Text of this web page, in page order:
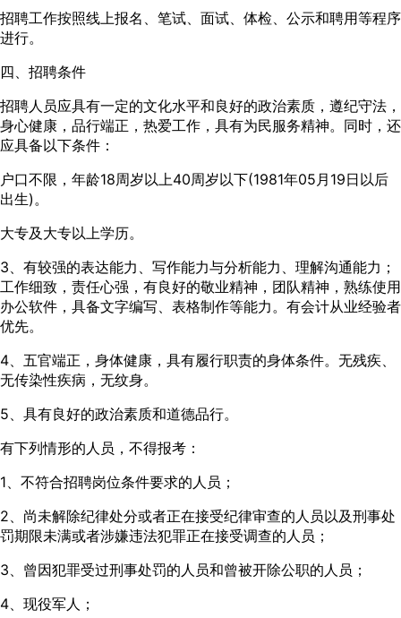
招聘工作按照线上报名、笔试、面试、体检、公示和聘用等程序
进行。
四、招聘条件
招聘人员应具有一定的文化水平和良好的政治素质，遵纪守法，
身心健康，品行端正，热爱工作，具有为民服务精神。同时，还
应具备以下条件：
户口不限，年龄18周岁以上40周岁以下(1981年05月19日以后
出生)。
大专及大专以上学历。
3、有较强的表达能力、写作能力与分析能力、理解沟通能力；
工作细致，责任心强，有良好的敬业精神，团队精神，熟练使用
办公软件，具备文字编写、表格制作等能力。有会计从业经验者
优先。
4、五官端正，身体健康，具有履行职责的身体条件。无残疾、
无传染性疾病，无纹身。
5、具有良好的政治素质和道德品行。
有下列情形的人员，不得报考：
1、不符合招聘岗位条件要求的人员；
2、尚未解除纪律处分或者正在接受纪律审查的人员以及刑事处
罚期限未满或者涉嫌违法犯罪正在接受调查的人员；
3、曾因犯罪受过刑事处罚的人员和曾被开除公职的人员；
4、现役军人；